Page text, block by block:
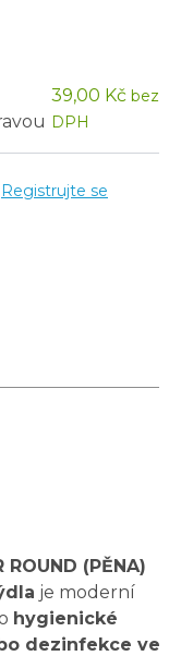
39,00 Kč bez
DPH
Registrujte se
(PĚNA)
je moderní
hygienické
dezinfekce ve